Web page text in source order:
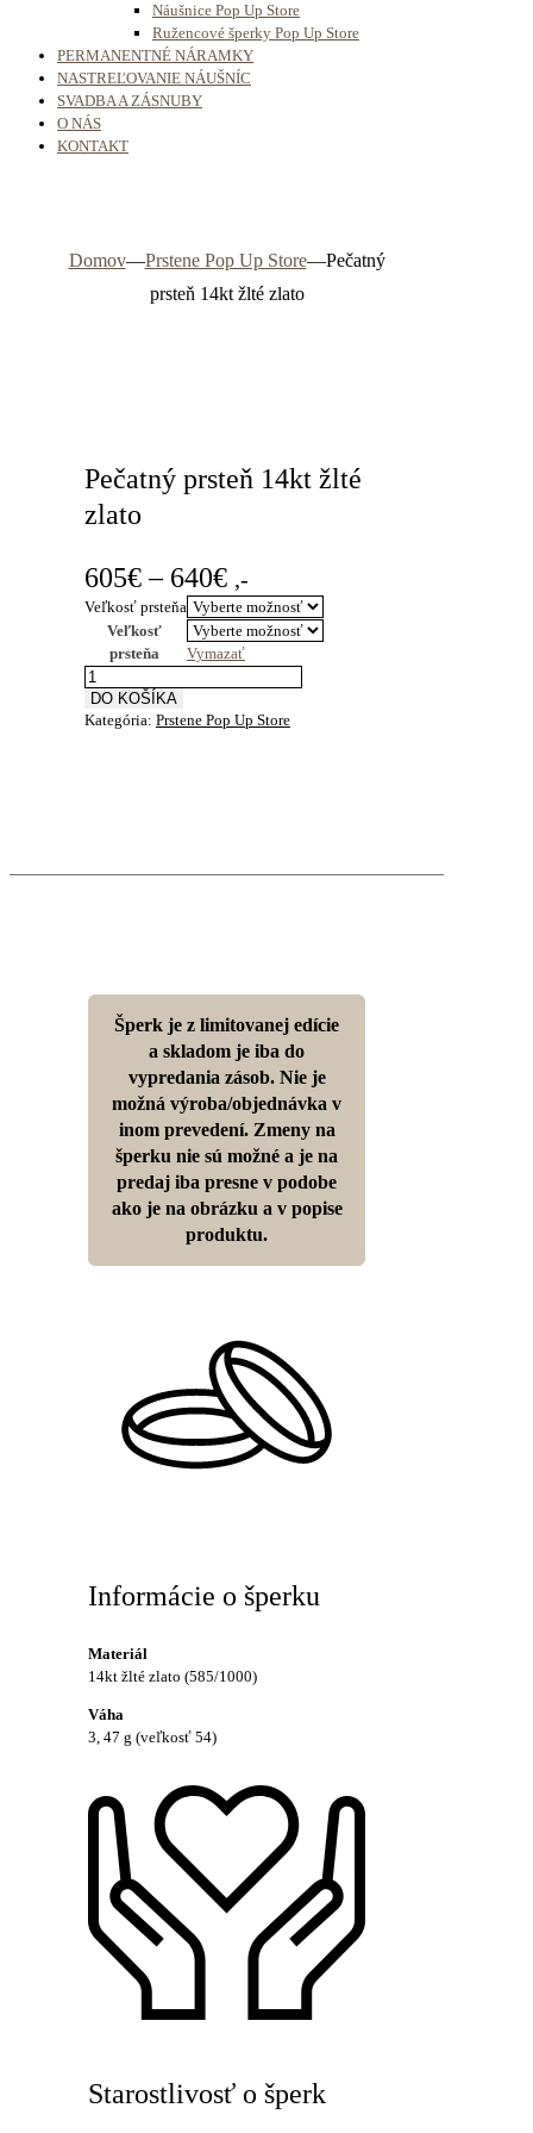
Náušnice Pop Up Store
Ružencové šperky Pop Up Store
PERMANENTNÉ NÁRAMKY
NASTREĽOVANIE NÁUŠNÍC
SVADBA A ZÁSNUBY
O NÁS
KONTAKT
Domov—Prstene Pop Up Store—Pečatný
prsteň 14kt žlté zlato
Pečatný prsteň 14kt žlté
zlato
605€ – 640€Price
range:
605€
through
640€
,-
Veľkosť prsteňa
Veľkosť
prsteňa
Vymazať
množstvo
Pečatný
prsteň
DO KOŠÍKA
Kategória: Prstene Pop Up Store
Šperk je z limitovanej edície
a skladom je iba do
vypredania zásob. Nie je
možná výroba/objednávka v
inom prevedení. Zmeny na
šperku nie sú možné a je na
predaj iba presne v podobe
ako je na obrázku a v popise
produktu.
Informácie o šperku
Materiál
14kt žlté zlato (585/1000)
Váha
3, 47 g (veľkosť 54)
Starostlivosť o šperk